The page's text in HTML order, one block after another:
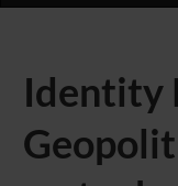
Identity